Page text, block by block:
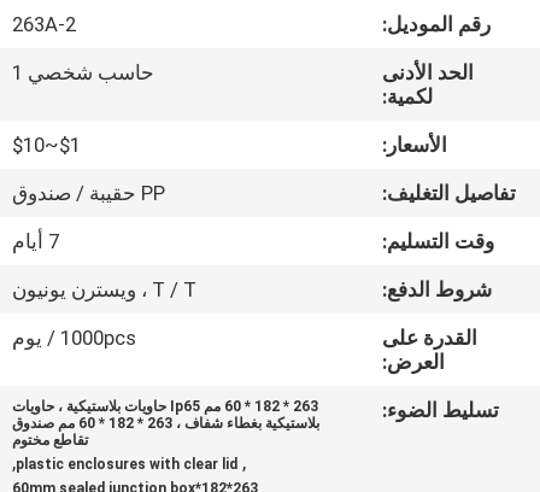
جولة
المعمل
مراقبة
الجودة
اتصل
رقم الموديل:
263A-2
الحد الأدنى
لكمية:
حاسب شخصي 1
الأسعار:
$1~$10
تفاصيل التغليف:
PP حقيبة / صندوق
وقت التسليم:
7 أيام
شروط الدفع:
T / T ، ويسترن يونيون
القدرة على
العرض:
1000pcs / يوم
تسليط الضوء:
263 * 182 * 60 مم Ip65 حاويات بلاستيكية ، حاويات
بلاستيكية بغطاء شفاف ، 263 * 182 * 60 مم صندوق
تقاطع مختوم
,
plastic enclosures with clear lid
,